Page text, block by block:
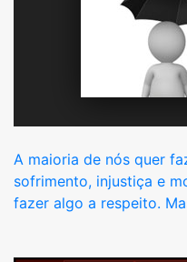
A maioria de nós quer
sofrimento, injustiça e
fazer algo a respeito.